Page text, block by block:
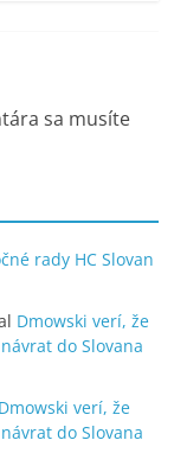
sa musíte
rady HC Slovan
Dmowski verí, že
do Slovana
Dmowski verí, že
do Slovana